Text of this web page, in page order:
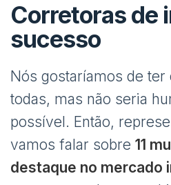
Corretoras de
sucesso
Nós gostaríamos de
todas, mas não seria
possível. Então,
vamos falar sobre 11
destaque no mercado